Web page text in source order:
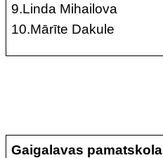
9.Linda Mihailova
10.Mārīte Dakule
Gaigalavas pamatskola